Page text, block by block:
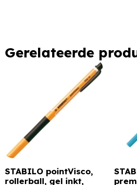
Gerelateerde
STABILO pointVisco,
rollerball, gel inkt,